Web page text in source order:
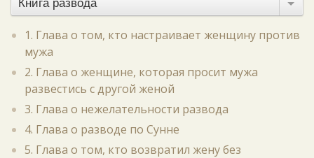
Книга развода
1. Глава о том, кто настраивает женщину против
мужа
2. Глава о женщине, которая просит мужа
развестись с другой женой
3. Глава о нежелательности развода
4. Глава о разводе по Сунне
5. Глава о том, кто возвратил жену без